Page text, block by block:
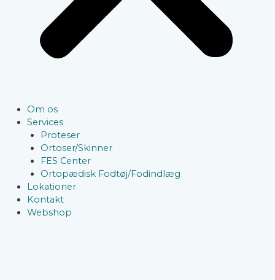
Om os
Services
Proteser
Ortoser/Skinner
FES Center
Ortopædisk Fodtøj/Fodindlæg
Lokationer
Kontakt
Webshop